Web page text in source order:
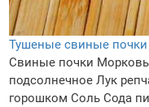
Тушеные свиные почки
Свиные почки Морковь
подсолнечное Лук
горошком Соль Сода